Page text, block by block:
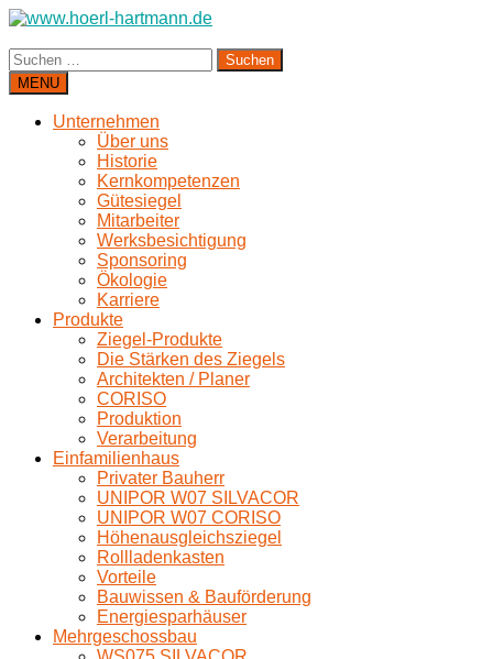
Suchen
nach:
MENU
Unternehmen
Über uns
Historie
Kernkompetenzen
Gütesiegel
Mitarbeiter
Werksbesichtigung
Sponsoring
Ökologie
Karriere
Produkte
Ziegel-Produkte
Die Stärken des Ziegels
Architekten / Planer
CORISO
Produktion
Verarbeitung
Einfamilienhaus
Privater Bauherr
UNIPOR W07 SILVACOR
UNIPOR W07 CORISO
Höhenausgleichsziegel
Rollladenkasten
Vorteile
Bauwissen & Bauförderung
Energiesparhäuser
Mehrgeschossbau